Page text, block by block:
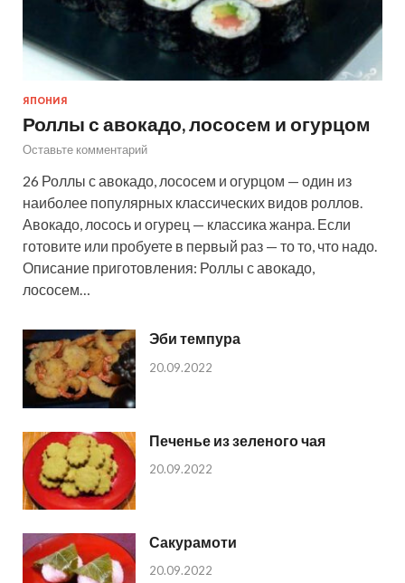
ЯПОНИЯ
Роллы с авокадо, лососем и огурцом
Оставьте комментарий
26 Роллы с авокадо, лососем и огурцом — один из
наиболее популярных классических видов роллов.
Авокадо, лосось и огурец — классика жанра. Если
готовите или пробуете в первый раз — то то, что надо.
Описание приготовления: Роллы с авокадо,
лососем…
Эби темпура
20.09.2022
Печенье из зеленого чая
20.09.2022
Сакурамоти
20.09.2022